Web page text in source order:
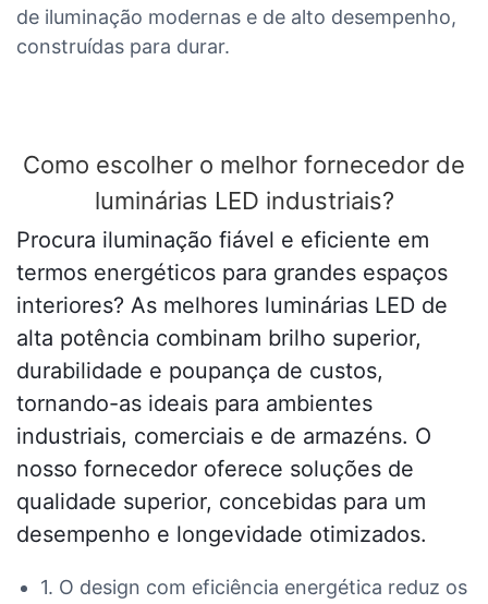
de iluminação modernas e de alto desempenho,
construídas para durar.
Como escolher o melhor fornecedor de
luminárias LED industriais?
Procura iluminação fiável e eficiente em
termos energéticos para grandes espaços
interiores? As melhores luminárias LED de
alta potência combinam brilho superior,
durabilidade e poupança de custos,
tornando-as ideais para ambientes
industriais, comerciais e de armazéns. O
nosso fornecedor oferece soluções de
qualidade superior, concebidas para um
desempenho e longevidade otimizados.
1. O design com eficiência energética reduz os